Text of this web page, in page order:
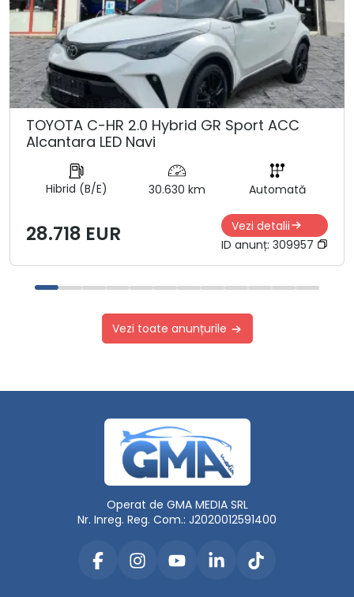
TOYOTA C-HR 2.0 Hybrid GR Sport ACC
Alcantara LED Navi
Hibrid (B/E) 30.630 km Automată
28.718 EUR
Vezi detalii
ID anunț: 309957
Vezi toate anunțurile
Operat de GMA MEDIA SRL
Nr. Inreg. Reg. Com.: J2020012591400